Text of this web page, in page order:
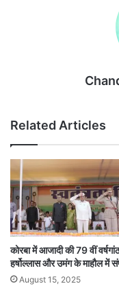
Related Articles
कोरबा में आजादी की 79 वीं वर्षगांठ
हर्षोल्लास और उमंग के माहौल में
August 15, 2025